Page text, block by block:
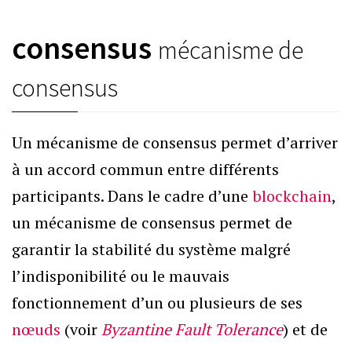
consensus mécanisme de
consensus
Un mécanisme de consensus permet d’arriver
à un accord commun entre différents
participants. Dans le cadre d’une blockchain,
un mécanisme de consensus permet de
garantir la stabilité du système malgré
l’indisponibilité ou le mauvais
fonctionnement d’un ou plusieurs de ses
nœuds (voirByzantine Fault Tolerance) et de